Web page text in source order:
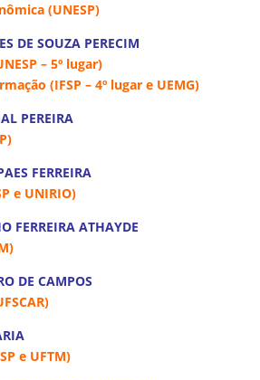
(UNESP)
DE SOUZA PERECIM
– 5º lugar)
(IFSP – 4º lugar e UEMG)
PEREIRA
FERREIRA
e UNIRIO)
FERREIRA ATHAYDE
DE CAMPOS
e UFTM)